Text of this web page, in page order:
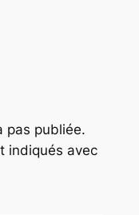
pas publiée.
indiqués avec